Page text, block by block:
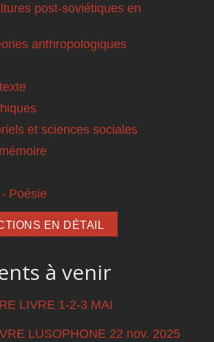
post-soviétiques en
anthropologiques
et sciences sociales
Poésie
EN DÉTAIL
à venir
LIVRE 1-2-3 MAI
LUSOPHONE 22 nov. 2025